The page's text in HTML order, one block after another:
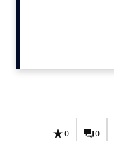
Data & Insights
Digital transformation
0 0